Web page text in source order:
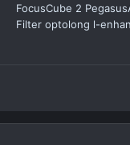
FocusCube 2
Filter optolong l-